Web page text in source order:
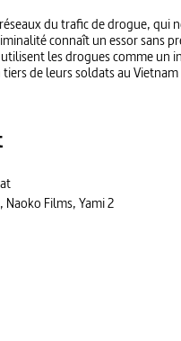
du trafic de drogue, qui
connaît un essor sans
les drogues comme un
de leurs soldats au
Naoko Films, Yami 2